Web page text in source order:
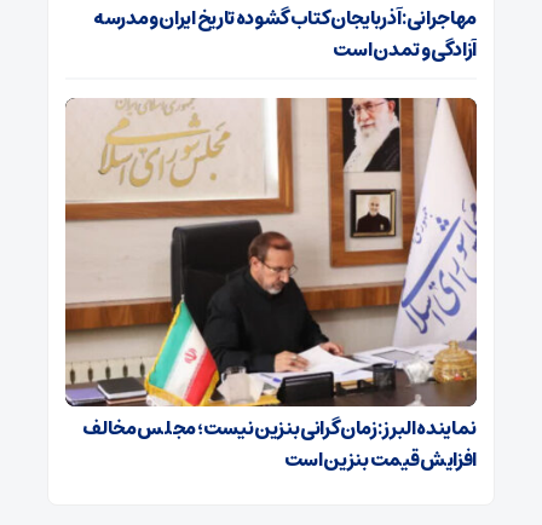
مهاجرانی: آذربایجان کتاب گشوده تاریخ ایران و مدرسه
آزادگی و تمدن است
نماینده البرز: زمان گرانی بنزین نیست؛ مجلس مخالف
افزایش قیمت بنزین است